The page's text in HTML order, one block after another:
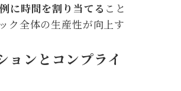
に時間を割り当てる こと
ク全体の生産性が向上す
ョンとコンプライ